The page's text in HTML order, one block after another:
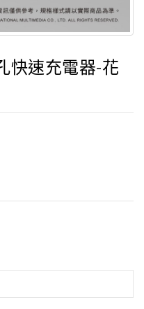
快速充電器-花